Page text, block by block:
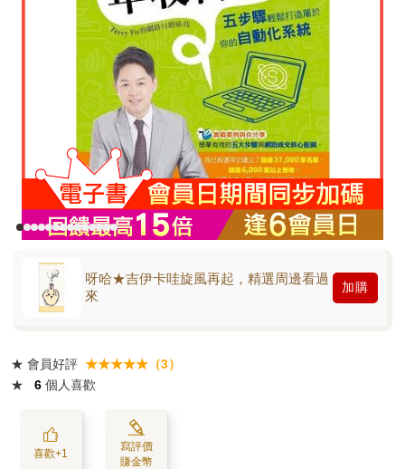
呀哈★吉伊卡哇旋風再起，精選周邊看過
來
加購
★ 會員好評 ★★★★★（3）
★
6 個人喜歡
喜歡+1
寫評價
賺金幣